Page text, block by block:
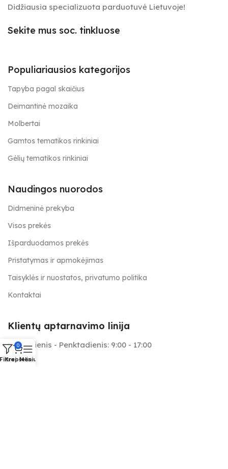
Didžiausia specializuota parduotuvė Lietuvoje!
Sekite mus soc. tinkluose
Populiariausios kategorijos
Tapyba pagal skaičius
Deimantinė mozaika
Molbertai
Gamtos tematikos rinkiniai
Gėlių tematikos rinkiniai
Naudingos nuorodos
Didmeninė prekyba
Visos prekės
Išparduodamos prekės
Pristatymas ir apmokėjimas
Taisyklės ir nuostatos, privatumo politika
Kontaktai
Klientų aptarnavimo linija
Pirmadienis - Penktadienis: 9:00 - 17:00
0
Krepšelis
Meniu